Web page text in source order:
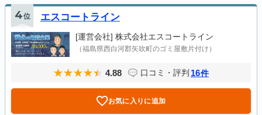
4位 エスコートライン
[運営会社] 株式会社エスコートライン
（福島県西白河郡矢吹町のゴミ屋敷片付け）
4.88 口コミ・評判 16件
お気に入りに追加